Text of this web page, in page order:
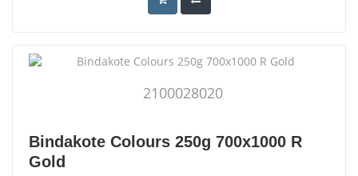
2100028020
Bindakote Colours 250g 700x1000 R
Gold